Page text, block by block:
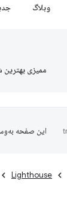
وبلاگ
ممیزی بهترین
این صفحه
Lighthouse